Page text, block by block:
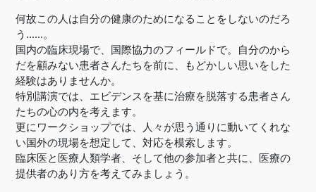
何故この人は自分の健康のためになることをしないのだろ
う……。
国内の臨床現場で、国際協力のフィールドで。自分のから
だを顧みない患者さんたちを前に、もどかしい思いをした
経験はありませんか。
特別講演では、エビデンスを基に治療を脱落する患者さん
たちの心の内を考えます。
更にワークショップでは、人々が思う通りに動いてくれな
い国外の現場を想定して、対応を模索します。
臨床医と医療人類学者、そして他の参加者と共に、医療の
提供者のあり方を考えてみましょう。